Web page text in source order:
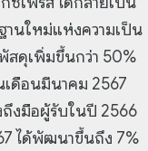
านใหม่แห่งความเป็น
สดุเพิ่มขึ้นกว่า 50%
เดือนมีนาคม 2567
ถึงมือผู้รับในปี 2566
ได้พัฒนาขึ้นถึง 7%